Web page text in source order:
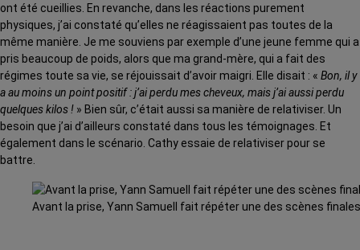
ont été cueillies. En revanche, dans les réactions purement
physiques, j’ai constaté qu’elles ne réagissaient pas toutes de la
même manière. Je me souviens par exemple d’une jeune femme qui a
pris beaucoup de poids, alors que ma grand-mère, qui a fait des
régimes toute sa vie, se réjouissait d’avoir maigri. Elle disait : « Bon, il y
a au moins un point positif : j’ai perdu mes cheveux, mais j’ai aussi perdu
quelques kilos ! » Bien sûr, c’était aussi sa manière de relativiser. Un
besoin que j’ai d’ailleurs constaté dans tous les témoignages. Et
également dans le scénario. Cathy essaie de relativiser pour se
battre.
Avant la prise, Yann Samuell fait répéter une des scènes